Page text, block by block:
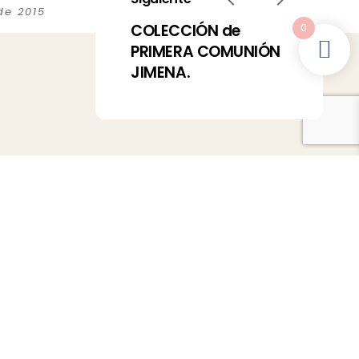
COLECCIÓN de
PRIMERA COMUNIÓN
JIMENA.
2015
0